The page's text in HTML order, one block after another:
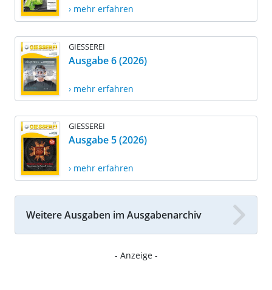
› mehr erfahren
GIESSEREI
Ausgabe 6 (2026)
› mehr erfahren
GIESSEREI
Ausgabe 5 (2026)
› mehr erfahren
Weitere Ausgaben im Ausgabenarchiv
- Anzeige -